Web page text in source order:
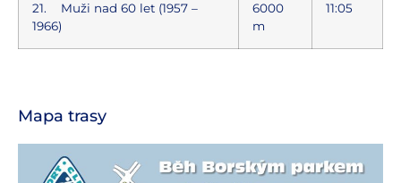
21. Muži nad 60 let (1957 –
1966)
6000
m
11:05
Mapa trasy